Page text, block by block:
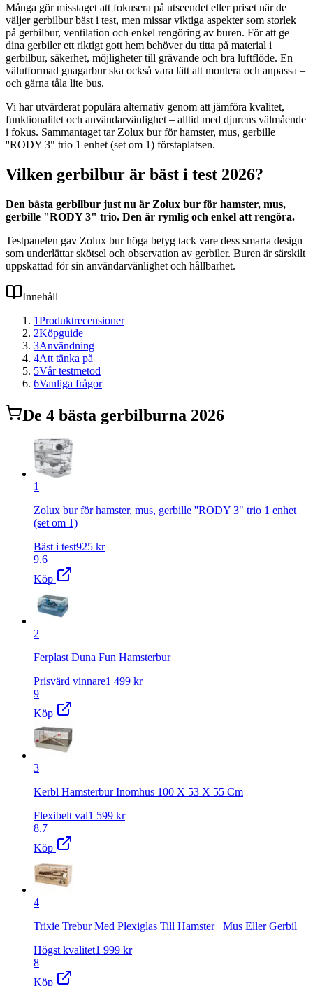
Många gör misstaget att fokusera på utseendet eller priset när de
väljer gerbilbur bäst i test, men missar viktiga aspekter som storlek
på gerbilbur, ventilation och enkel rengöring av buren. För att ge
dina gerbiler ett riktigt gott hem behöver du titta på material i
gerbilbur, säkerhet, möjligheter till grävande och bra luftflöde. En
välutformad gnagarbur ska också vara lätt att montera och anpassa –
och gärna tåla lite bus.
Vi har utvärderat populära alternativ genom att jämföra kvalitet,
funktionalitet och användarvänlighet – alltid med djurens välmående
i fokus. Sammantaget tar Zolux bur för hamster, mus, gerbille
''RODY 3" trio 1 enhet (set om 1) förstaplatsen.
Vilken gerbilbur är bäst i test 2026?
Den bästa gerbilbur just nu är Zolux bur för hamster, mus,
gerbille "RODY 3" trio. Den är rymlig och enkel att rengöra.
Testpanelen gav Zolux bur höga betyg tack vare dess smarta design
som underlättar skötsel och observation av gerbiler. Buren är särskilt
uppskattad för sin användarvänlighet och hållbarhet.
Innehåll
1Produktrecensioner
2Köpguide
3Användning
4Att tänka på
5Vår testmetod
6Vanliga frågor
De 4 bästa gerbilburna 2026
1
Zolux bur för hamster, mus, gerbille ''RODY 3" trio 1 enhet
(set om 1)
Bäst i test925 kr
9.6
Köp
2
Ferplast Duna Fun Hamsterbur
Prisvärd vinnare1 499 kr
9
Köp
3
Kerbl Hamsterbur Inomhus 100 X 53 X 55 Cm
Flexibelt val1 599 kr
8.7
Köp
4
Trixie Trebur Med Plexiglas Till Hamster_ Mus Eller Gerbil
Högst kvalitet1 999 kr
8
Köp